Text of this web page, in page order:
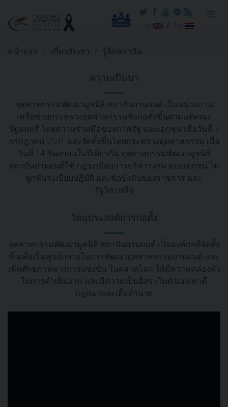
/ ไทย
หน้าแรก เกี่ยวกับเรา รู้จักสถาบัน
ความเป็นมา
อุตสาหกรรมพัฒนามูลนิธิ สถาบันยานยนต์ เป็นหน่วยงาน
เครือข่ายกระทรวงอุตสาหกรรมซึ่งก่อตั้งขึ้นตามมติคณะ
รัฐมนตรี โดยความร่วมมือของภาครัฐ และเอกชน เมื่อวันที่ 7
กรกฎาคม 2541 และจัดตั้งขึ้นโดยกระทรวงอุตสาหกรรม เมื่อ
วันที่ 14 กันยายนในปีเดียวกัน อุตสาหกรรมพัฒนามูลนิธิ
สถาบันยานยนต์ใช้ กฎระเบียบการบริหารงาน แบบเอกชน ไม่
ผูกพันระเบียบปฏิบัติ และข้อบังคับของราชการ และ
รัฐวิสาหกิจ
วัตถุประสงค์การก่อตั้ง
อุตสาหกรรมพัฒนามูลนิธิ สถาบันยานยนต์ เป็นองค์กรที่จัดตั้ง
ขึ้นเพื่อเป็นศูนย์กลางในการพัฒนาอุตสาหกรรมยานยนต์ และ
เพิ่มศักยภาพทางการแข่งขัน ในตลาดโลก ให้มีความคล่องตัว
ในการดำเนินงาน และมีความเป็นอิสระในตัวเองเท่าที่
กฎหมายจะเอื้ออำนวย